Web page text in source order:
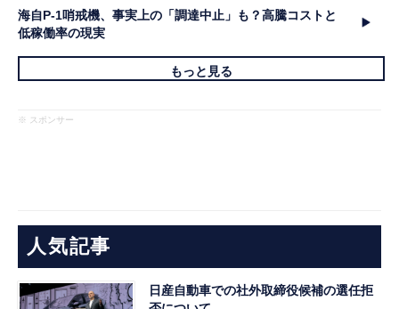
海自P-1哨戒機、事実上の「調達中止」も？高騰コストと
低稼働率の現実
もっと見る
※ スポンサー
人気記事
日産自動車での社外取締役候補の選任拒